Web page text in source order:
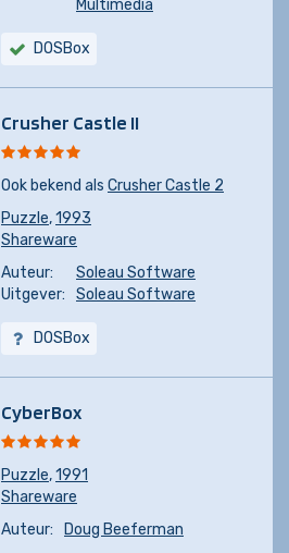
Multimedia
DOSBox
Crusher Castle II
Ook bekend als Crusher Castle 2
Puzzle,1993
Shareware
Auteur:
Soleau Software
Uitgever:
Soleau Software
DOSBox
CyberBox
Puzzle,1991
Shareware
Auteur:
Doug Beeferman